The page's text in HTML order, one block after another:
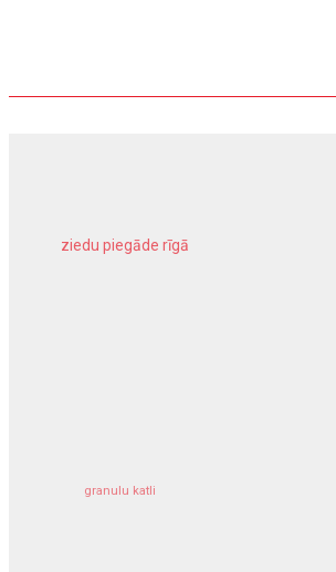
ziedu piegāde rīgā
granulu katli